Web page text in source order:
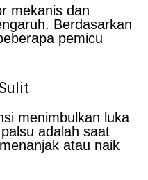
mekanis dan
Berdasarkan
pemicu
menimbulkan luka
adalah saat
atau naik